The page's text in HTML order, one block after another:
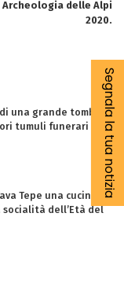
Archeologia delle Alpi
2020.
una grande tomba
tumuli funerari del
Tepe una cucina
dell’Età del
Segnala la tua notizia